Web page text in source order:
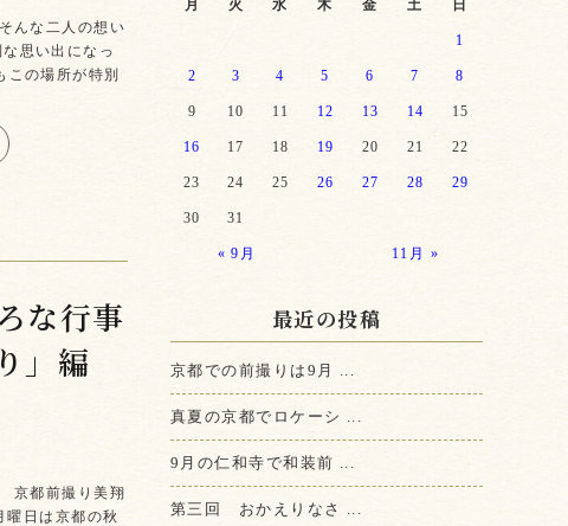
んな二人の想い
思い出になっ
この場所が特別
な行事
」編
京都前撮り美翔
日は京都の秋
月
火 水 木 金 土 日
« 9月 11月 »
1
2 3 4 5 6 7 8
9 10 11 12 13 14 15
16 17 18 19 20 21 22
23 24 25 26 27 28 29
30 31
最近の投稿
京都での前撮りは9月 ...
真夏の京都でロケーシ ...
9月の仁和寺で和装前 ...
第三回 おかえりなさ ...